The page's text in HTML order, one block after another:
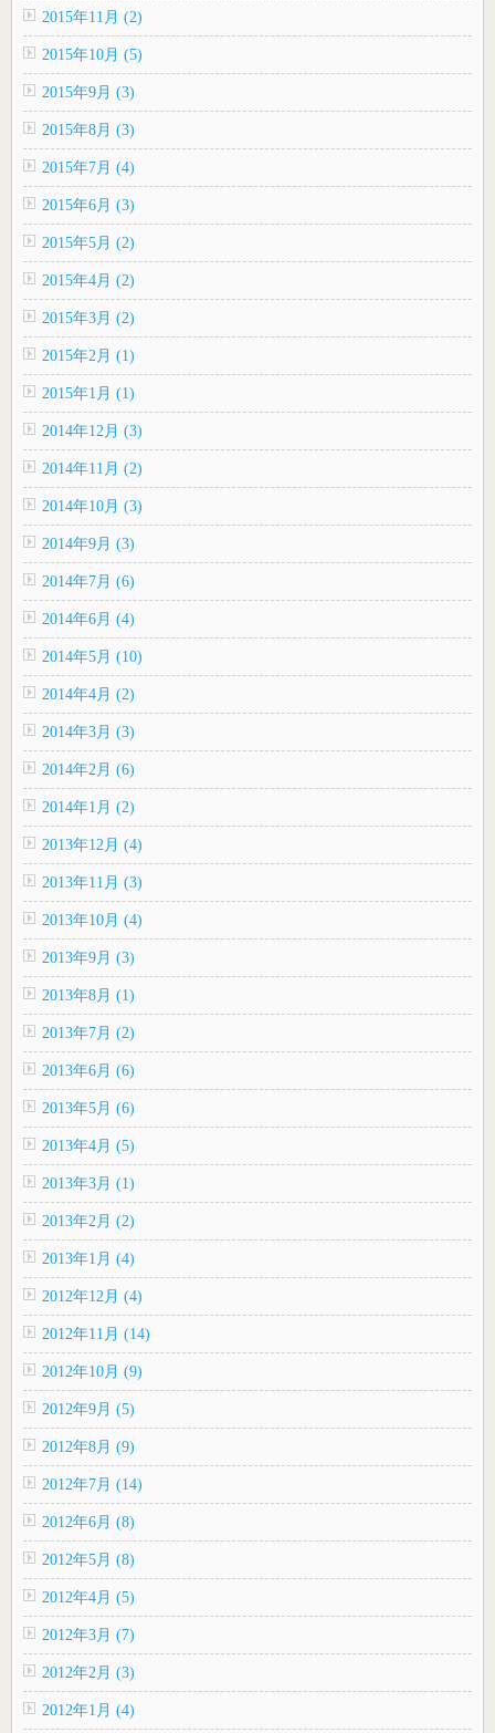
2015年11月 (2)
2015年10月 (5)
2015年9月 (3)
2015年8月 (3)
2015年7月 (4)
2015年6月 (3)
2015年5月 (2)
2015年4月 (2)
2015年3月 (2)
2015年2月 (1)
2015年1月 (1)
2014年12月 (3)
2014年11月 (2)
2014年10月 (3)
2014年9月 (3)
2014年7月 (6)
2014年6月 (4)
2014年5月 (10)
2014年4月 (2)
2014年3月 (3)
2014年2月 (6)
2014年1月 (2)
2013年12月 (4)
2013年11月 (3)
2013年10月 (4)
2013年9月 (3)
2013年8月 (1)
2013年7月 (2)
2013年6月 (6)
2013年5月 (6)
2013年4月 (5)
2013年3月 (1)
2013年2月 (2)
2013年1月 (4)
2012年12月 (4)
2012年11月 (14)
2012年10月 (9)
2012年9月 (5)
2012年8月 (9)
2012年7月 (14)
2012年6月 (8)
2012年5月 (8)
2012年4月 (5)
2012年3月 (7)
2012年2月 (3)
2012年1月 (4)